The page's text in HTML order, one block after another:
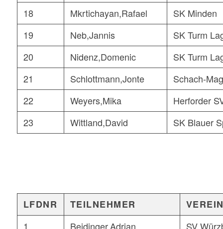
18
Mkrtichayan,Rafael
SK Minden
19
Neb,Jannis
SK Turm
20
Nidenz,Domenic
SK Turm
21
Schlottmann,Jonte
Schach-
22
Weyers,Mika
Herforder
23
Wittland,David SK Blauer
LFDNR TEILNEHMER
1
Beidinger,Adrian SV